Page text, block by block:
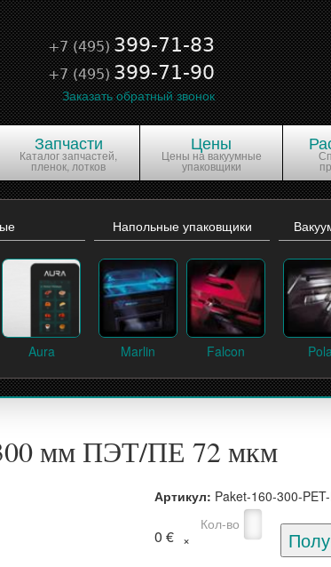
+7 (495) 399-71-83
+7 (495) 399-71-90
Заказать обратный звонок
Запчасти
Каталог запчастей,
пленок, лотков
Цены
Цены на вакуумные
упаковщики
Aura
Напольные упаковщики
Marlin Falcon
мм ПЭТ/ПЕ 72 мкм
Артикул: Paket-160-300-
0 €
Кол-во